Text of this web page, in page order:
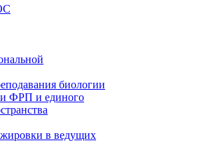
биологии
ФРП и единого
в ведущих